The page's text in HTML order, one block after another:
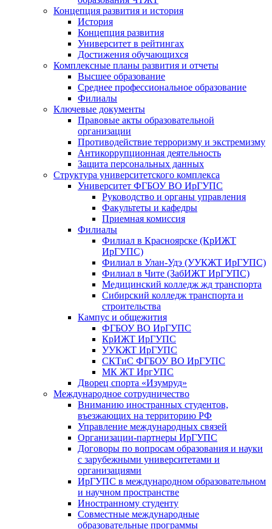
Концепция развития и история
История
Концепция развития
Университет в рейтингах
Достижения обучающихся
Комплексные планы развития и отчеты
Высшее образование
Среднее профессиональное образование
Филиалы
Ключевые документы
Правовые акты образовательной
организации
Противодействие терроризму и экстремизму
Антикоррупционная деятельность
Защита персональных данных
Структура университетского комплекса
Университет ФГБОУ ВО ИрГУПС
Руководство и органы управления
Факультеты и кафедры
Приемная комиссия
Филиалы
Филиал в Красноярске (КрИЖТ
ИрГУПС)
Филиал в Улан-Удэ (УУКЖТ ИрГУПС)
Филиал в Чите (ЗабИЖТ ИрГУПС)
Медицинский колледж жд транспорта
Сибирский колледж транспорта и
строительства
Кампус и общежития
ФГБОУ ВО ИрГУПС
КрИЖТ ИрГУПС
УУКЖТ ИрГУПС
СКТиС ФГБОУ ВО ИрГУПС
МК ЖТ ИргУПС
Дворец спорта «Изумруд»
Международное сотрудничество
Вниманию иностранных студентов,
въезжающих на территорию РФ
Управление международных связей
Организации-партнеры ИрГУПС
Договоры по вопросам образования и науки
с зарубежными университетами и
организациями
ИрГУПС в международном образовательном
и научном пространстве
Иностранному студенту
Совместные международные
образовательные программы